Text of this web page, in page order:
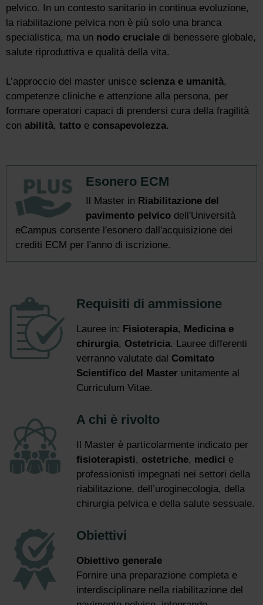
pelvico. In un contesto sanitario in continua evoluzione,
la riabilitazione pelvica non è più solo una branca
specialistica, ma un nodo cruciale di benessere globale,
salute riproduttiva e qualità della vita.
L’approccio del master unisce scienza e umanità,
competenze cliniche e attenzione alla persona, per
formare operatori capaci di prendersi cura della fragilità
con abilità, tatto e consapevolezza.
Esonero ECM
Il Master in Riabilitazione del
pavimento pelvico dell'Università
eCampus consente l'esonero dall'acquisizione dei
crediti ECM per l'anno di iscrizione.
Requisiti di ammissione
Lauree in: Fisioterapia, Medicina e
chirurgia, Ostetricia. Lauree differenti
verranno valutate dal Comitato
Scientifico del Master unitamente al
Curriculum Vitae.
A chi è rivolto
Il Master è particolarmente indicato per
fisioterapisti, ostetriche, medici e
professionisti impegnati nei settori della
riabilitazione, dell’uroginecologia, della
chirurgia pelvica e della salute sessuale.
Obiettivi
Obiettivo generale
Fornire una preparazione completa e
interdisciplinare nella riabilitazione del